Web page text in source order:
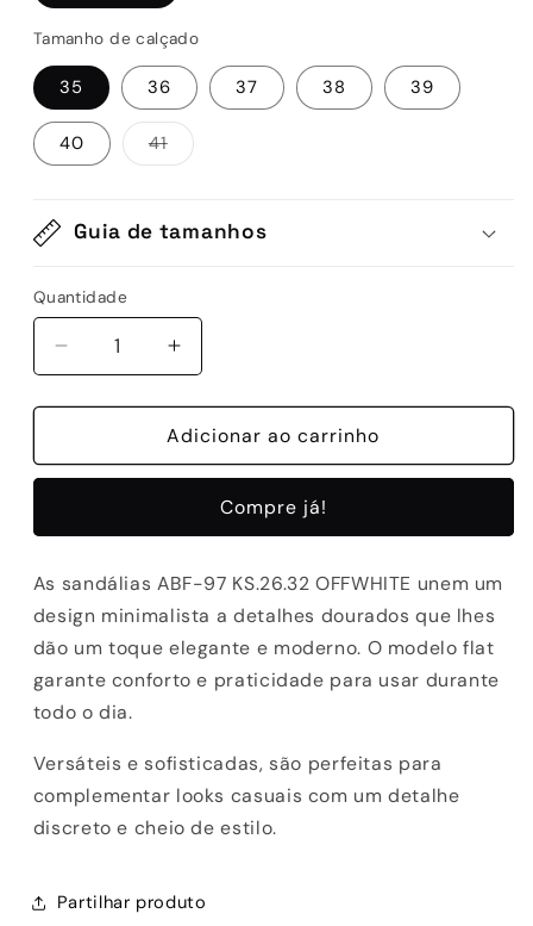
Tamanho de calçado
35 36 37 38 39
40 41Variante
esgotada
Guia de tamanhos
Quantidade
Quantidade
Diminuir
a
quantidade
SANDALIAS
KS.26.32
Aumentar
a
quantidade
de
SANDALIAS
KS.26.32
Adicionar ao carrinho
Compre já!
As sandálias ABF-97 KS.26.32 OFFWHITE unem um
design minimalista a detalhes dourados que lhes
dão um toque elegante e moderno. O modelo flat
garante conforto e praticidade para usar durante
todo o dia.
Versáteis e sofisticadas, são perfeitas para
complementar looks casuais com um detalhe
discreto e cheio de estilo.
Partilhar produto